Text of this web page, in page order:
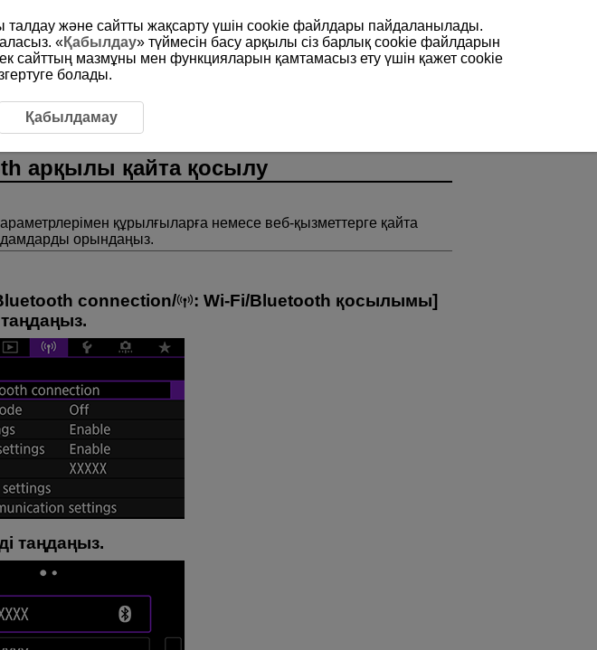
арқылы қайта қосылу
құрылғыларға немесе веб-қызметтерге қайта
орындаңыз.
connection/ : Wi-Fi/Bluetooth қосылымы]
таңдаңыз.
талдау және сайтты жақсарту үшін сookie файлдары пайдаланылады.
«Қабылдау» түймесін басу арқылы сіз барлық cookie файлдарын
сайттың мазмұны мен функцияларын қамтамасыз ету үшін қажет cookie
болады.
Қабылдамау